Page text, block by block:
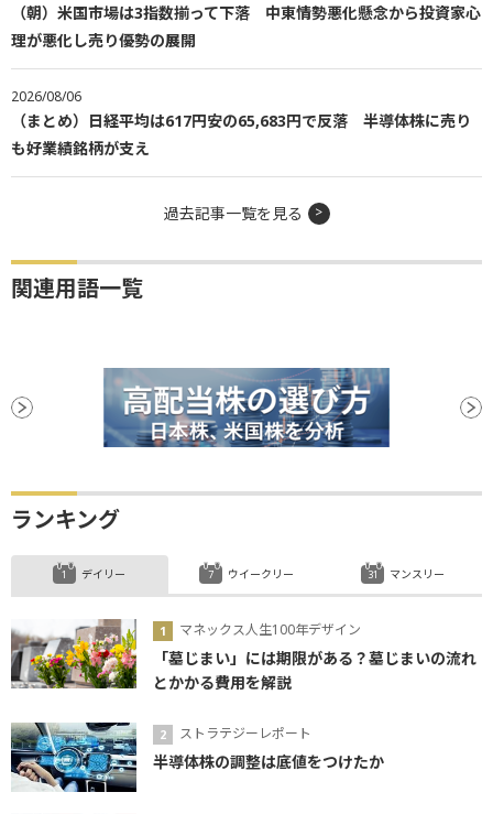
（朝）米国市場は3指数揃って下落 中東情勢悪化懸念から投資家心
理が悪化し売り優勢の展開
2026/08/06
（まとめ）日経平均は617円安の65,683円で反落 半導体株に売り
も好業績銘柄が支え
過去記事一覧を見る
関連用語一覧
ランキング
デイリー
マネックス人生100年デザイン
「墓じまい」には期限がある？墓じまいの流れ
とかかる費用を解説
ストラテジーレポート
半導体株の調整は底値をつけたか
ウイークリー マンスリー